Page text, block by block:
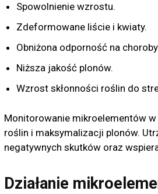
Spowolnienie wzrostu.
Zdeformowane liście i kwiaty.
Obniżona odporność na
Niższa jakość plonów.
Wzrost skłonności roślin do
Monitorowanie mikroelementów
roślin i maksymalizacji plonów.
negatywnych skutków oraz
Działanie